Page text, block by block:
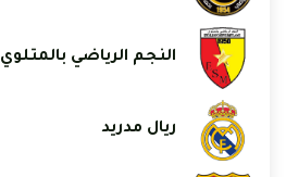
النجم الرياضي بالمتلوي
ريال مدريد